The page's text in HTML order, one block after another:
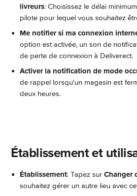
livreurs: Choisissez le délai
pilote pour lequel vous souhaitez
Me notifier si ma connexion
option est activée, un son de
de perte de connexion à Deliverect.
Activer la notification de mode
de rappel lorsqu'un magasin est
deux heures.
Établissement et
Établissement: Tapez sur Changer
souhaitez gérer un autre lieu avec